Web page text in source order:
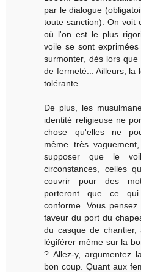
par le dialogue
toute sanction). On voit
où l'on est le plus
voile se sont
surmonter, dès lors
de fermeté... Ailleurs, la
tolérante.
De plus, les
identité religieuse ne
chose qu'elles ne
même très
supposer que le
circonstances, celles
couvrir pour des
porteront que ce
conforme. Vous
faveur du port du
du casque de chantier,
légiférer même sur la
? Allez-y, argumentez
bon coup. Quant aux